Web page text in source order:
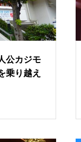
公カジモ
乗り越え